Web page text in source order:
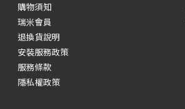
購物須知
瑞米會員
退換貨說明
安裝服務政策
服務條款
隱私權政策